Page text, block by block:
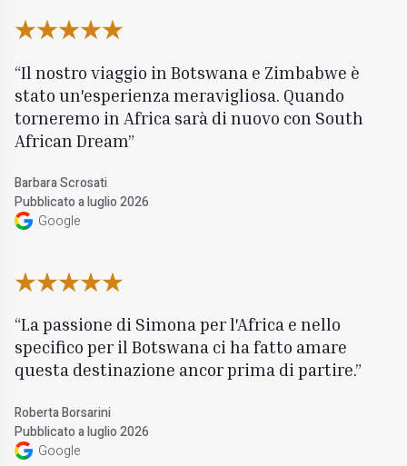
Il nostro viaggio in Botswana e Zimbabwe è
stato un'esperienza meravigliosa. Quando
torneremo in Africa sarà di nuovo con South
African Dream
Barbara Scrosati
Pubblicato a luglio 2026
Google
La passione di Simona per l'Africa e nello
specifico per il Botswana ci ha fatto amare
questa destinazione ancor prima di partire.
Roberta Borsarini
Pubblicato a luglio 2026
Google